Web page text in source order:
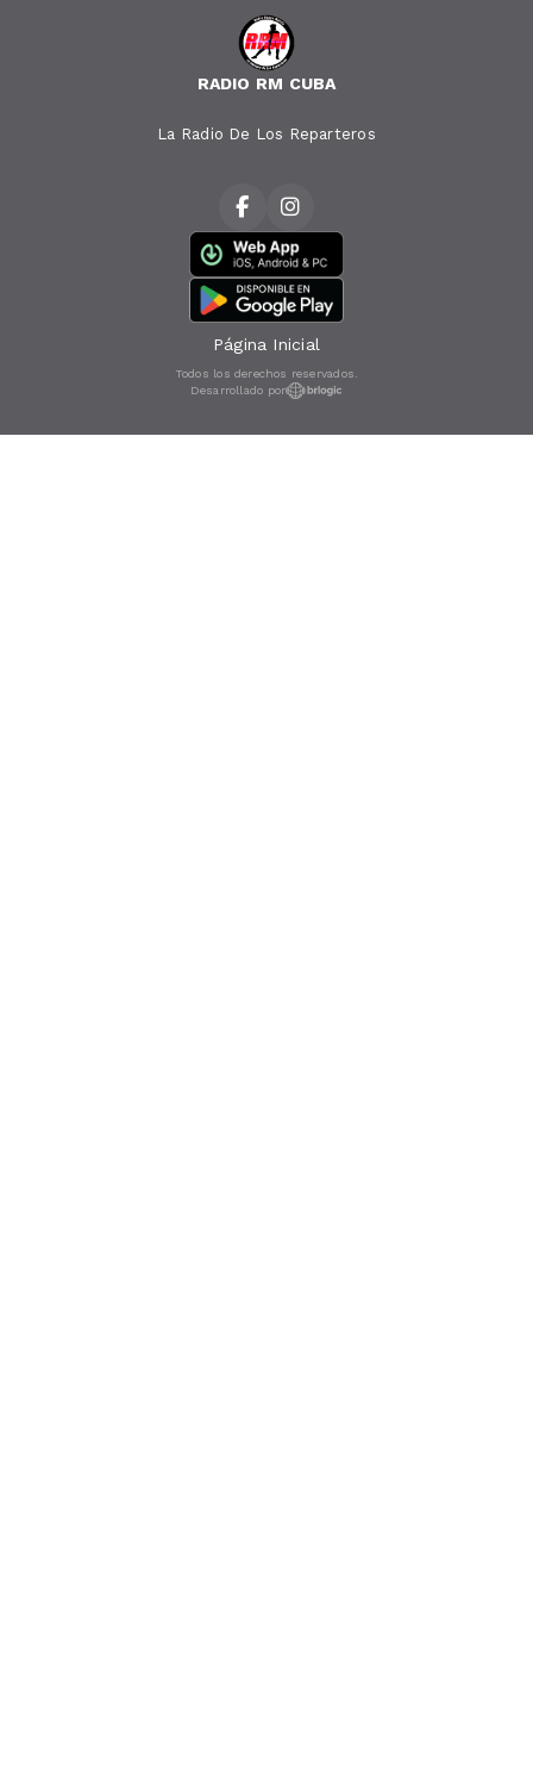
RADIO RM CUBA
La Radio De Los Reparteros
Página Inicial
Todos los derechos reservados.
Desarrollado por